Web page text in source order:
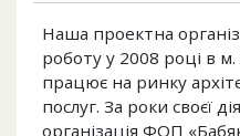
Наша проектна
роботу у 2008 році в
працює на ринку
послуг. За роки своєї
організація ФОП